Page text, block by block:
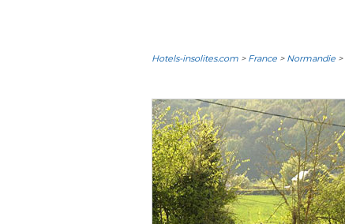
Hotels-insolites.com > France > Normandie >